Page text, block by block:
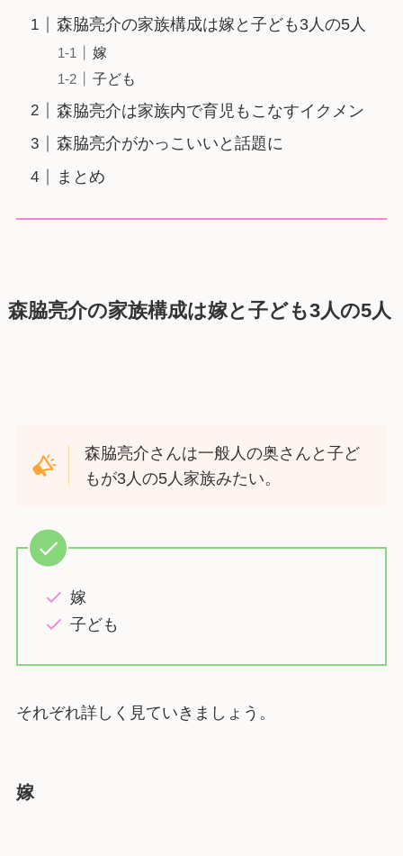
森脇亮介の家族構成は嫁と子ども3人の5人
嫁
子ども
森脇亮介は家族内で育児もこなすイクメン
森脇亮介がかっこいいと話題に
まとめ
森脇亮介の家族構成は嫁と子ども3人の5人
森脇亮介さんは一般人の奥さんと子ど
もが3人の5人家族みたい。
嫁
子ども
それぞれ詳しく見ていきましょう。
嫁